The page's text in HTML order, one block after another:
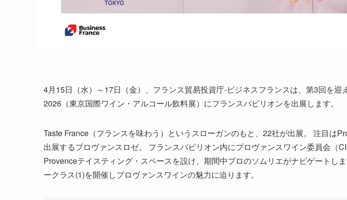
4月15日（水）～17日（金）、フランス貿易投資庁-ビジネスフランスは、第3回を迎
2026（東京国際ワイン・アルコール飲料展）にフランスパビリオンを出展します。
Taste France（フランスを味わう）というスローガンのもと、22社が出展。 注目は
出展するプロヴァンスロゼ。 フランスパビリオン内にプロヴァンスワイン委員会（
Provenceテイスティング・スペースを設け、期間中プロのソムリエがナビゲートし
ークラス(1)を開催しプロヴァンスワインの魅力に迫ります。